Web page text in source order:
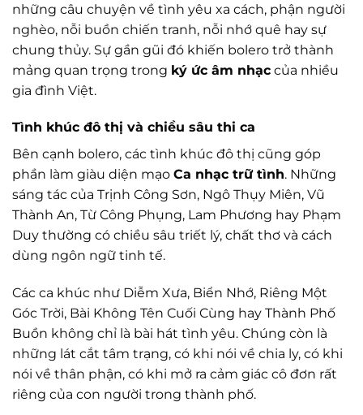
những câu chuyện về tình yêu xa cách, phận người
nghèo, nỗi buồn chiến tranh, nỗi nhớ quê hay sự
chung thủy. Sự gần gũi đó khiến bolero trở thành
mảng quan trọng trong ký ức âm nhạc của nhiều
gia đình Việt.
Tình khúc đô thị và chiều sâu thi ca
Bên cạnh bolero, các tình khúc đô thị cũng góp
phần làm giàu diện mạo Ca nhạc trữ tình. Những
sáng tác của Trịnh Công Sơn, Ngô Thụy Miên, Vũ
Thành An, Từ Công Phụng, Lam Phương hay Phạm
Duy thường có chiều sâu triết lý, chất thơ và cách
dùng ngôn ngữ tinh tế.
Các ca khúc như Diễm Xưa, Biển Nhớ, Riêng Một
Góc Trời, Bài Không Tên Cuối Cùng hay Thành Phố
Buồn không chỉ là bài hát tình yêu. Chúng còn là
những lát cắt tâm trạng, có khi nói về chia ly, có khi
nói về thân phận, có khi mở ra cảm giác cô đơn rất
riêng của con người trong thành phố.